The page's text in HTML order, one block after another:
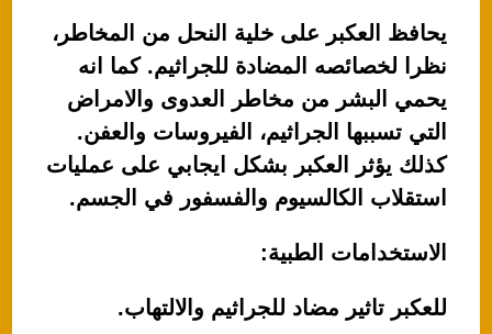
يحافظ العكبر على خلية النحل من المخاطر،
نظرا لخصائصه المضادة للجراثيم. كما انه
يحمي البشر من مخاطر العدوى والامراض
التي تسببها الجراثيم، الفيروسات والعفن.
كذلك يؤثر العكبر بشكل ايجابي على عمليات
استقلاب الكالسيوم والفسفور في الجسم.
الاستخدامات الطبية:
للعكبر تاثير مضاد للجراثيم والالتهاب.